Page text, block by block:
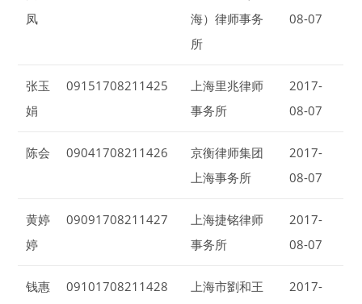
凤
海）律师事务
所
08-07
张玉
娟
09151708211425
上海里兆律师
事务所
2017-
08-07
陈会 09041708211426
京衡律师集团
上海事务所
2017-
08-07
黄婷
婷
09091708211427
上海捷铭律师
事务所
2017-
08-07
钱惠 09101708211428
上海市劉和王
2017-